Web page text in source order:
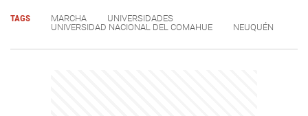
TAGS MARCHA
UNIVERSIDADES
UNIVERSIDAD NACIONAL DEL COMAHUE
NEUQUÉN